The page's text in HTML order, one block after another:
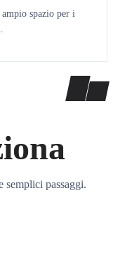
spazio per i
semplici passaggi.